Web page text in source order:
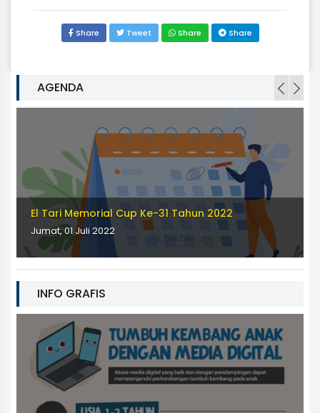
Share Tweet Share Share
AGENDA
El Tari Memorial Cup Ke-31 Tahun 2022
Jumat, 01 Juli 2022
INFO GRAFIS